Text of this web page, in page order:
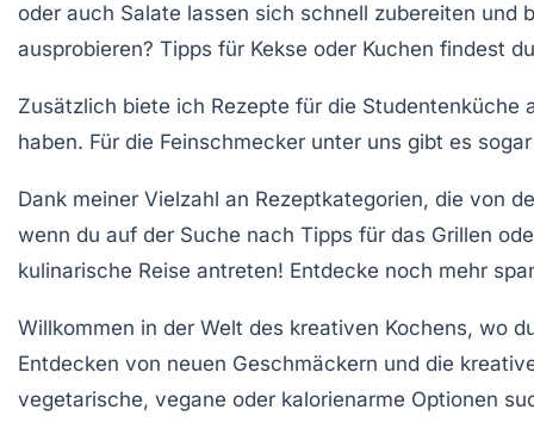
oder auch Salate lassen sich schnell zubereiten und
ausprobieren? Tipps für Kekse oder Kuchen findest
Zusätzlich biete ich Rezepte für die Studentenküche
haben. Für die Feinschmecker unter uns gibt es
Dank meiner Vielzahl an Rezeptkategorien, die von
wenn du auf der Suche nach Tipps für das Grillen
kulinarische Reise antreten! Entdecke noch mehr
Willkommen in der Welt des kreativen Kochens, wo
Entdecken von neuen Geschmäckern und die
vegetarische, vegane oder kalorienarme Optionen